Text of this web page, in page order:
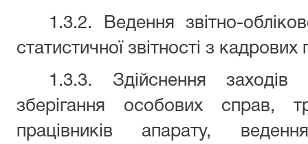
1.3.2. Ведення звітно-
статистичної звітності з кадрових
1.3.3. Здійснення
зберігання особових справ,
працівників апарату,